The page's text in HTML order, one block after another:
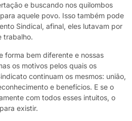
e buscando nos quilombos
aquele povo. Isso também pode
Sindical, afinal, eles lutavam por
trabalho.
forma bem diferente e nossas
os motivos pelos quais os
continuam os mesmos: união,
e benefícios. E se o
com todos esses intuitos, o
existir.